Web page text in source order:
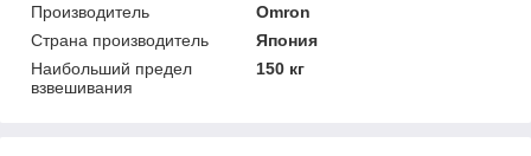
Производитель
Omron
Страна производитель
Япония
Наибольший предел
взвешивания
150 кг